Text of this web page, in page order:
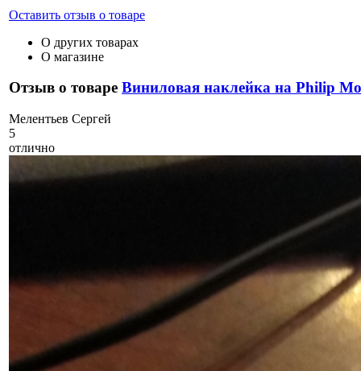
Оставить отзыв о товаре
О других товарах
О магазине
Отзыв о товаре Виниловая наклейка на Philip
Мелентьев Сергей
5
отлично